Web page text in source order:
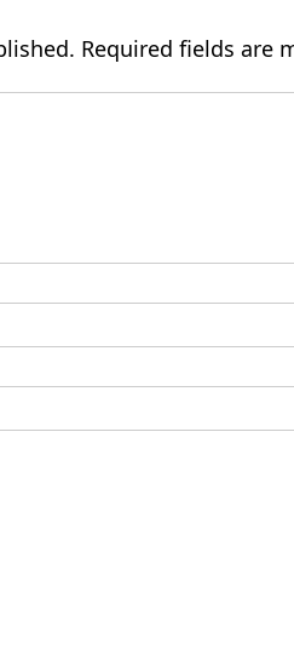
Required fields are